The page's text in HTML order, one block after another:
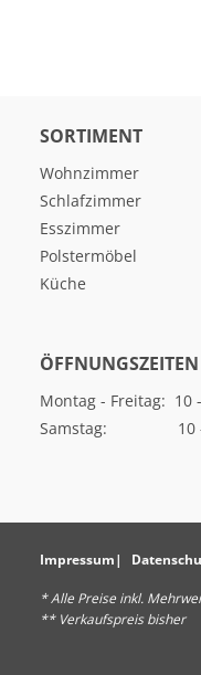
SORTIMENT
Wohnzimmer
Schlafzimmer
Esszimmer
Polstermöbel
Küche
ÖFFNUNGSZEITEN
Montag - Freitag: 10
Samstag: 10 -
Impressum
* Alle Preise inkl.
** Verkaufspreis bisher